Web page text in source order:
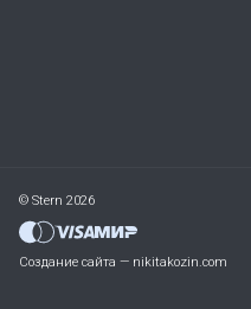
© Stern 2026
Создание сайта — nikitakozin.com